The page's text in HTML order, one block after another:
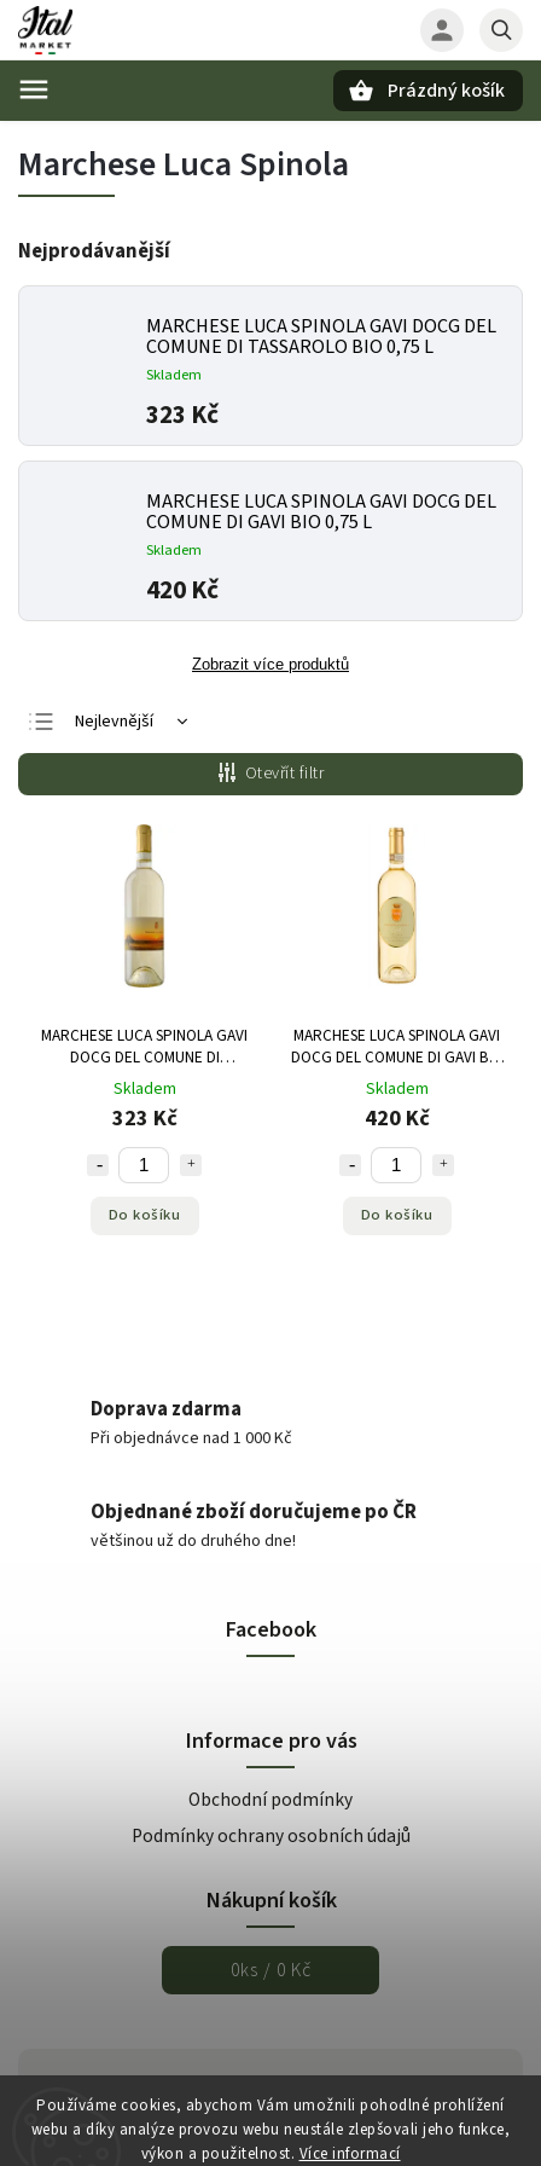
Používáme cookies, abychom Vám umožnili pohodlné prohlížení
webu a díky analýze provozu webu neustále zlepšovali jeho funkce,
výkon a použitelnost. Více informací
Prázdný košík
Marchese Luca Spinola
Nejprodávanější
MARCHESE LUCA SPINOLA GAVI DOCG DEL
COMUNE DI TASSAROLO BIO 0,75 L
Skladem
323 Kč
MARCHESE LUCA SPINOLA GAVI DOCG DEL
COMUNE DI GAVI BIO 0,75 L
Skladem
420 Kč
Zobrazit více produktů
Nejlevnější
Nejdražší
Nejprodávanější
Abecedně
Otevřít filtr
MARCHESE LUCA SPINOLA GAVI
DOCG DEL COMUNE DI
TASSAROLO BIO 0,75 L
Skladem
323 Kč
Do košíku
MARCHESE LUCA SPINOLA GAVI
DOCG DEL COMUNE DI GAVI BIO
0,75 L
Skladem
420 Kč
Do košíku
Doprava zdarma
Při objednávce nad 1 000 Kč
Objednané zboží doručujeme po ČR
většinou už do druhého dne!
Facebook
Informace pro vás
Obchodní podmínky
Podmínky ochrany osobních údajů
Nákupní košík
0ks / 0 Kč